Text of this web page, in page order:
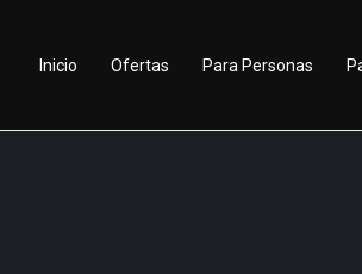
Inicio Ofertas Para Personas